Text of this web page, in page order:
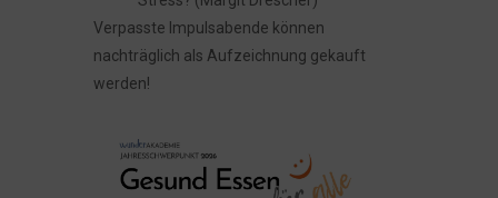
Verpasste Impulsabende können
nachträglich als Aufzeichnung gekauft
werden!